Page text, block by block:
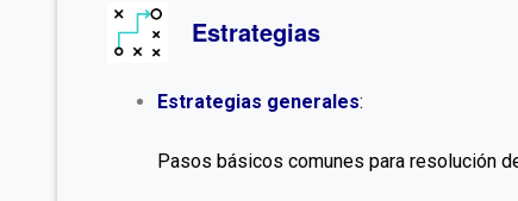
Estrategias
Estrategias generales:
Pasos básicos comunes para resolución